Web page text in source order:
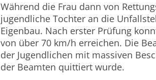
Während die Frau dann von
jugendliche Tochter an die
Eigenbau. Nach erster Prüfung
von über 70 km/h erreichen. Die
der Jugendlichen mit massiven
der Beamten quittiert wurde.